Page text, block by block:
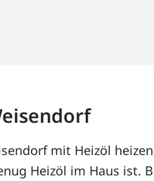
mit Heizöl
Heizöl im Haus ist.